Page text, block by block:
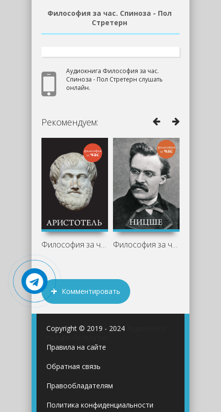
Философия за час. Спиноза - Пол
Стретерн
Аудиокнига Философия за час.
Спиноза - Пол Стретерн слушать
онлайн.
Рекомендуем:
Философия за час. Аристотель - Пол Философия за час. Ницше - Пол Стретерн
Комментировать
Copyright © 2019 - 2024
Правила на сайте
Обратная связь
Правообладателям
Политика конфиденциальности